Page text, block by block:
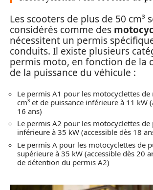
Les scooters de plus de 50 cm³
considérés comme des
nécessitent un permis
conduits. Il existe plusieurs
permis moto, en fonction de la
de la puissance du véhicule :
Le permis A1 pour les motocyclettes
cm³ et de puissance inférieure à 11 kW
16 ans)
Le permis A2 pour les motocyclettes de
inférieure à 35 kW (accessible dès 18
Le permis A pour les motocyclettes de
supérieure à 35 kW (accessible dès 20
de détention du permis A2)